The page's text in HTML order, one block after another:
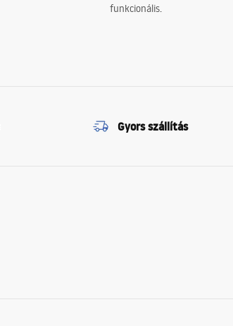
funkcionális.
Gyors szállítás